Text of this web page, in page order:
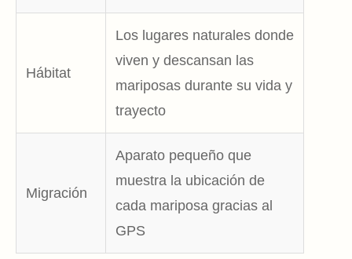
Hábitat
Los lugares naturales donde
viven y descansan las
mariposas durante su vida y
trayecto
Migración
Aparato pequeño que
muestra la ubicación de
cada mariposa gracias al
GPS